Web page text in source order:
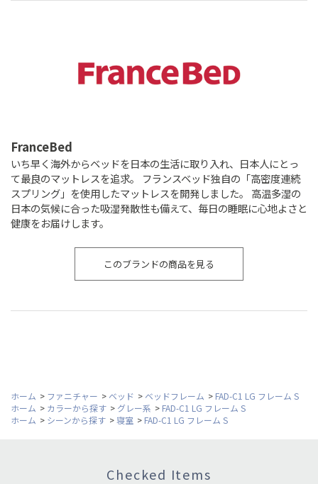
FranceBed
いち早く海外からベッドを日本の生活に取り入れ、日本人にとっ
て最良のマットレスを追求。 フランスベッド独自の「高密度連続
スプリング」を使用したマットレスを開発しました。 高温多湿の
日本の気候に合った吸湿発散性も備えて、毎日の睡眠に心地よさと
健康をお届けします。
このブランドの商品を見る
ホーム > ファニチャー > ベッド > ベッドフレーム > FAD-C1 LG フレーム S
ホーム > カラーから探す > グレー系 > FAD-C1 LG フレーム S
ホーム > シーンから探す >寝室 > FAD-C1 LG フレーム S
Checked Items